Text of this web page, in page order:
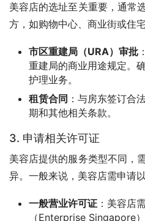
美容店的选址至关重要，通常
方，如购物中心、商业街或住宅
市区重建局（URA）审批
重建局的商业用途规定。
护理业务。
租赁合同 ：与房东签订合
期和其他相关条款。
3. 申请相关许可证
美容店提供的服务类型不同，
异。一般来说，美容店需申请
一般营业许可证 ：美容店
（Enterprise Singapore